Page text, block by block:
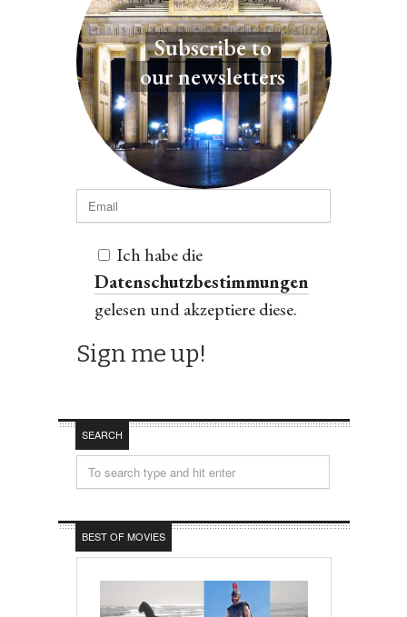
Subscribe to
our newsletters
Ich habe die
Datenschutzbestimmungen
gelesen und akzeptiere diese.
SEARCH
BEST OF MOVIES